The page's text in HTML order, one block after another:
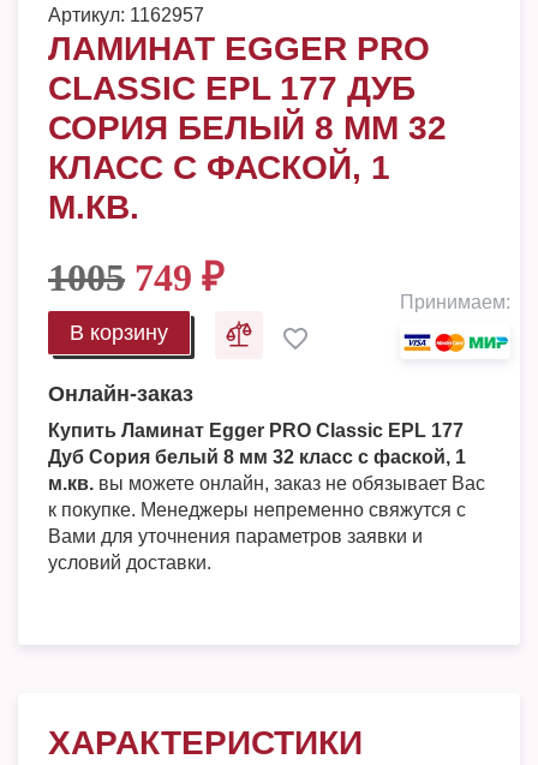
Артикул: 1162957
ЛАМИНАТ EGGER PRO
CLASSIC EPL 177 ДУБ
СОРИЯ БЕЛЫЙ 8 ММ 32
КЛАСС С ФАСКОЙ, 1
М.КВ.
1005 749 ₽
В корзину
Принимаем:
Онлайн-заказ
Купить Ламинат Egger PRO Classic EPL 177
Дуб Сория белый 8 мм 32 класс с фаской, 1
м.кв. вы можете онлайн, заказ не обязывает Вас
к покупке. Менеджеры непременно свяжутся с
Вами для уточнения параметров заявки и
условий доставки.
ХАРАКТЕРИСТИКИ